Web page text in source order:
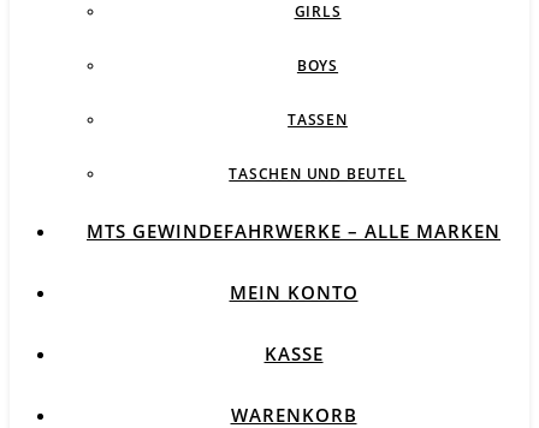
GIRLS
BOYS
TASSEN
TASCHEN UND BEUTEL
MTS GEWINDEFAHRWERKE – ALLE MARKEN
MEIN KONTO
KASSE
WARENKORB